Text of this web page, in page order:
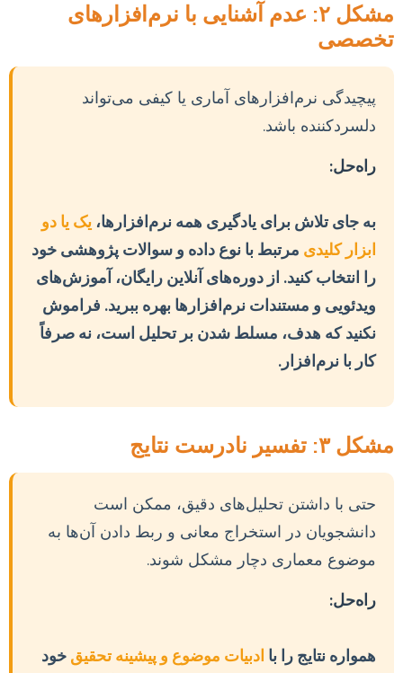
مشکل ۲: عدم آشنایی با نرم‌افزارهای
تخصصی
پیچیدگی نرم‌افزارهای آماری یا کیفی می‌تواند
دلسردکننده باشد.
راه‌حل:
به جای تلاش برای یادگیری همه نرم‌افزارها، یک یا دو
ابزار کلیدی مرتبط با نوع داده و سوالات پژوهشی خود
را انتخاب کنید. از دوره‌های آنلاین رایگان، آموزش‌های
ویدئویی و مستندات نرم‌افزارها بهره ببرید. فراموش
نکنید که هدف، مسلط شدن بر تحلیل است، نه صرفاً
کار با نرم‌افزار.
مشکل ۳: تفسیر نادرست نتایج
حتی با داشتن تحلیل‌های دقیق، ممکن است
دانشجویان در استخراج معانی و ربط دادن آن‌ها به
موضوع معماری دچار مشکل شوند.
راه‌حل:
همواره نتایج را با ادبیات موضوع و پیشینه تحقیق خود